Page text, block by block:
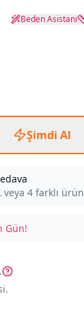
Beden Asistanı
Şimdi Al
veya 4 farklı ürün
Gün!